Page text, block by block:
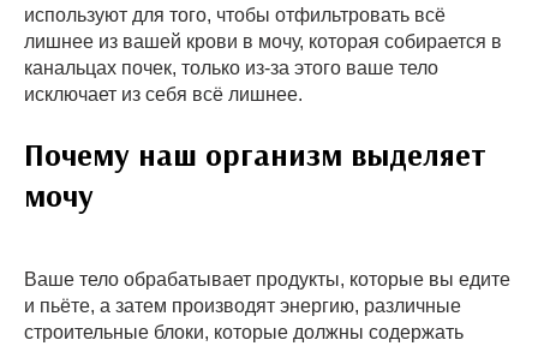
используют для того, чтобы отфильтровать всё
лишнее из вашей крови в мочу, которая собирается в
канальцах почек, только из-за этого ваше тело
исключает из себя всё лишнее.
Почему наш организм выделяет
мочу
Ваше тело обрабатывает продукты, которые вы едите
и пьёте, а затем производят энергию, различные
строительные блоки, которые должны содержать